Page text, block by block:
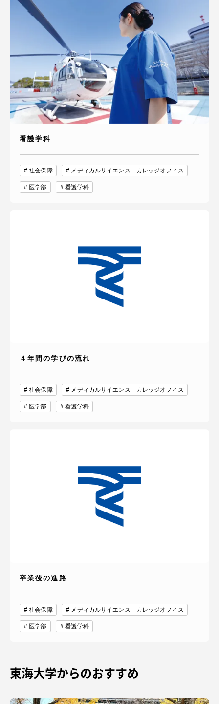
看護学科
社会保障 メディカルサイエンス カレッジオフィス
医学部 看護学科
４年間の学びの流れ
社会保障 メディカルサイエンス カレッジオフィス
医学部 看護学科
卒業後の進路
社会保障 メディカルサイエンス カレッジオフィス
医学部 看護学科
東海大学からのおすすめ